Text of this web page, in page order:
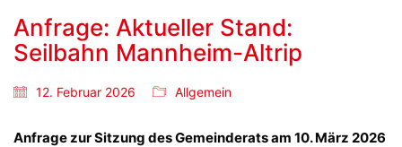
Anfrage: Aktueller Stand:
Seilbahn Mannheim-Altrip
12. Februar 2026 Allgemein
Anfrage zur Sitzung des Gemeinderats am 10. März 2026